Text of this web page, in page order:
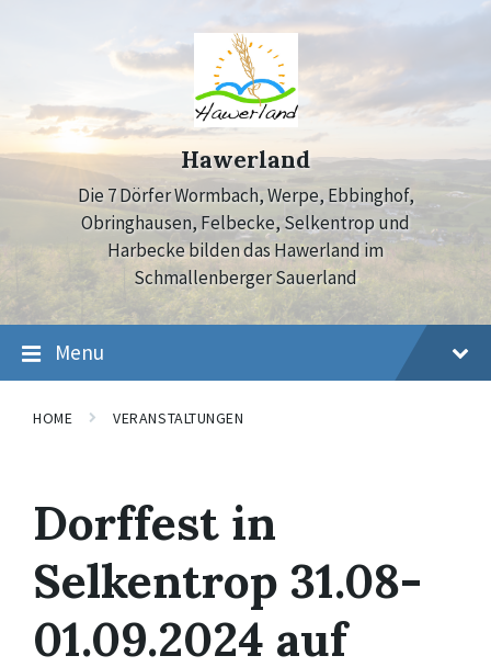
Hawerland
Die 7 Dörfer Wormbach, Werpe, Ebbinghof,
Obringhausen, Felbecke, Selkentrop und
Harbecke bilden das Hawerland im
Schmallenberger Sauerland
Menu
HOME VERANSTALTUNGEN
Dorffest in
Selkentrop 31.08-
01.09.2024 auf